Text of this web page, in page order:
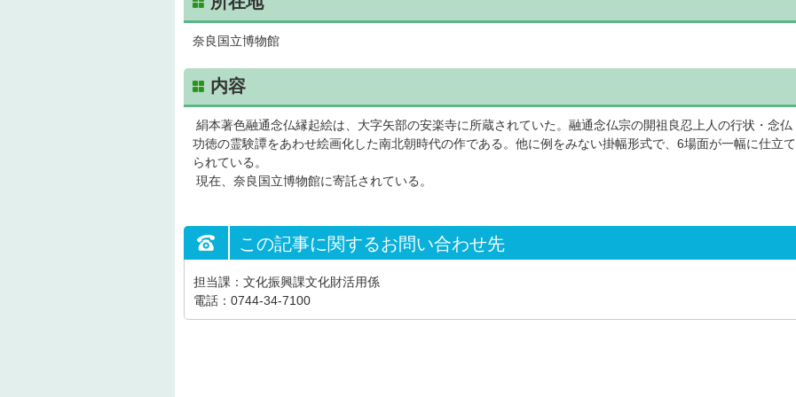
奈良国立博物館
内容
絹本著色融通念仏縁起絵は、大字矢部の安楽寺に所蔵されていた。融通念仏宗の開祖良忍上人の行状・念仏
功徳の霊験譚をあわせ絵画化した南北朝時代の作である。他に例をみない掛幅形式で、6場面が一幅に仕立て
られている。
現在、奈良国立博物館に寄託されている。
この記事に関するお問い合わせ先
担当課：文化振興課文化財活用係
電話：0744-34-7100